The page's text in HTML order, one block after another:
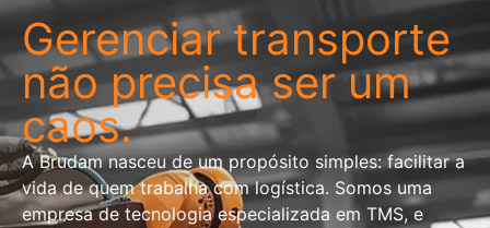
Gerenciar transporte
não precisa ser um
caos.
A Brudam nasceu de um propósito simples: facilitar a
vida de quem trabalha com logística. Somos uma
empresa de tecnologia especializada em TMS, e